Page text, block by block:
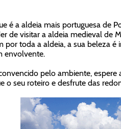
é a aldeia mais portuguesa de
de visitar a aldeia medieval de
por toda a aldeia, a sua beleza
envolvente.
pelo ambiente,
o seu roteiro e desfrute das